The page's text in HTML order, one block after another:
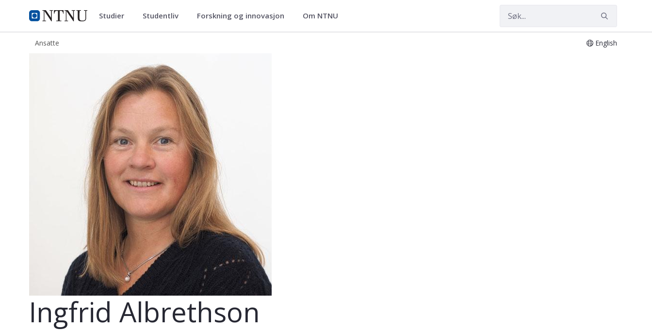
NTNU Hjemmeside
ntnu.no Studier Studentliv Forskning og innovasjon Om NTNU
Ansatte English
Ingfrid Albrethson